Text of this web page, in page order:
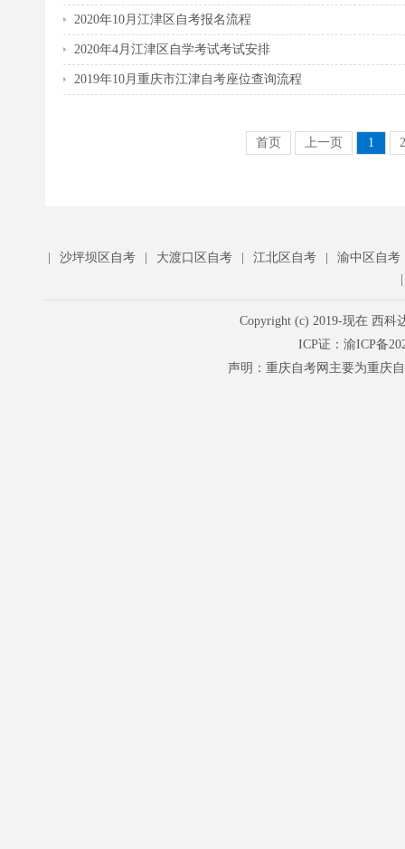
2020年10月江津区自考报名流程
2020年4月江津区自学考试考试安排
2019年10月重庆市江津自考座位查询流程
首页 上一页 1 2
沙坪坝区自考 大渡口区自考 江北区自考
渝中区自考
Copyright (c) 2019-现在 西
ICP证： 渝ICP备
声明：重庆自考网主要为重庆